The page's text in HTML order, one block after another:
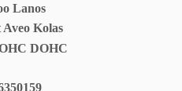
Lanos
Kolas
DOHC